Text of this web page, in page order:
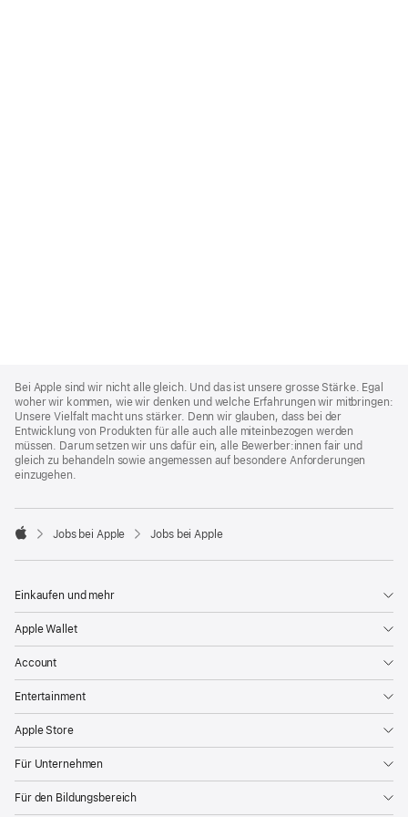
Footer
Bei Apple sind wir nicht alle gleich. Und das ist unsere grosse Stärke. Egal
woher wir kommen, wie wir denken und welche Erfahrungen wir mitbringen:
Unsere Vielfalt macht uns stärker. Denn wir glauben, dass bei der
Entwicklung von Produkten für alle auch alle miteinbezogen werden
müssen. Darum setzen wir uns dafür ein, alle Bewerber:innen fair und
gleich zu behandeln sowie angemessen auf besondere Anforderungen
einzugehen.

Jobs bei Apple Jobs bei Apple
Einkaufen und mehr
Apple Wallet
Account
Entertainment
Apple Store
Für Unternehmen
Für den Bildungsbereich